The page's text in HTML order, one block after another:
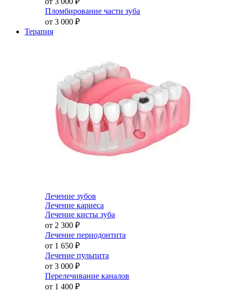
Пломбирование части зуба
от 3 000 ₽
Терапия
Лечение зубов
Лечение кариеса
Лечение кисты зуба
от 2 300 ₽
Лечение периодонтита
от 1 650 ₽
Лечение пульпита
от 3 000 ₽
Перелечивание каналов
от 1 400 ₽